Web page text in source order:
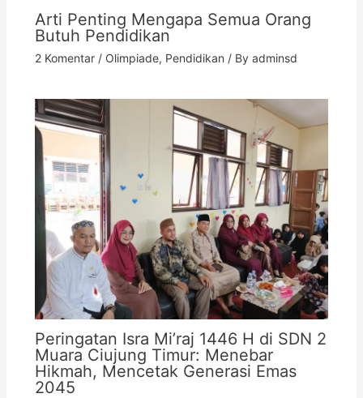
Arti Penting Mengapa Semua Orang
Butuh Pendidikan
2 Komentar / Olimpiade, Pendidikan / By adminsd
Peringatan Isra Mi’raj 1446 H di SDN 2
Muara Ciujung Timur: Menebar
Hikmah, Mencetak Generasi Emas
2045